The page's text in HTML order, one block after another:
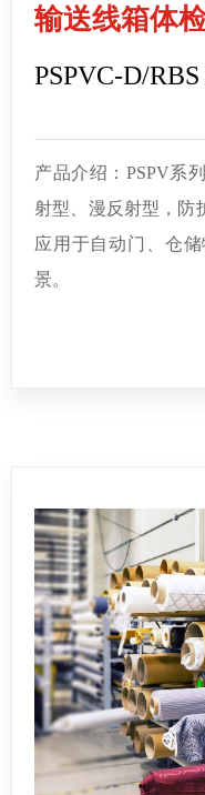
输送线箱体
PSPVC-D/
产品介绍：PSPV系
射型、漫反射型，防
应用于自动门、仓
景。